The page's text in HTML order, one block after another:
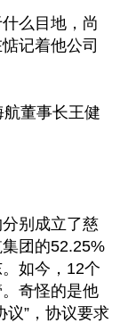
么目地，尚
记着他公司
董事长王健
别成立了慈
团的52.25%
如今，12个
奇怪的是他
议”，协议要求